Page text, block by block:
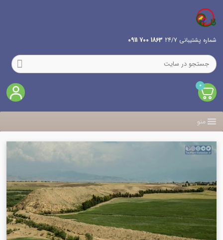
شماره پشتیبانی 24/7 1863 700 0911
0
منو